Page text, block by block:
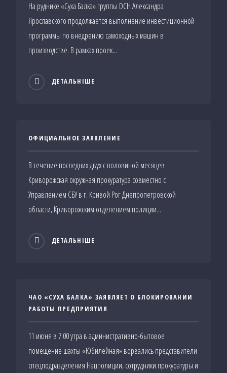
На руднике «Суха Балка» группы DCH Александра
Ярославского продолжается выполнение инвестиционной
программы по внедрению самоходных машин в
производстве. В рамках проек...
ДЕТАЛЬНІШЕ
ОФИЦИАЛЬНОЕ ЗАЯВЛЕНИЕ
В течение последних двух с половиной месяцев
Криворожская окружная прокуратура совместно с
Управлением СБУ в г. Кривой Рог Днепропетровской
области, Криворожским отделением полиции...
ДЕТАЛЬНІШЕ
ЧАО «СУХА БАЛКА» ЗАЯВЛЯЕТ О БЛОКИРОВАНИИ
РАБОТЫ ПРЕДПРИЯТИЯ
11 июня в 7.00 утра в административно-бытовое
помещение шахты «Юбилейная» ворвались представители
спецподразделения Нацполиции, сотрудники прокуратуры и